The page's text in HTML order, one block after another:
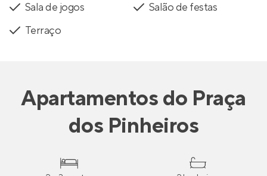
Sala de jogos
Salão de festas
Terraço
Apartamentosdo Praça
dos Pinheiros